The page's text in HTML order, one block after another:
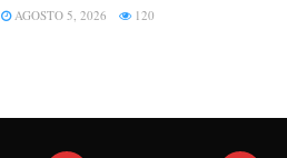
AGOSTO 5, 2026 120